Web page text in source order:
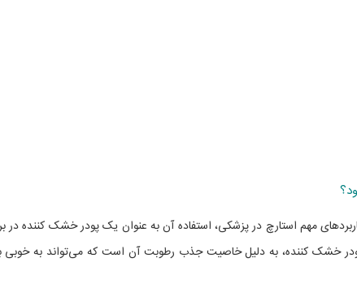
مهم استارچ در پزشکی، استفاده آن به عنوان یک پودر خشک کننده در
خشک کننده، به دلیل خاصیت جذب رطوبت آن است که می‌تواند به خوبی